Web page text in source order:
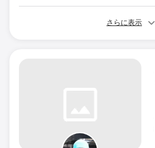
さらに表示